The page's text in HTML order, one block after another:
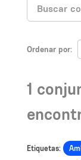
Ordenar por
1
Etiquetas: